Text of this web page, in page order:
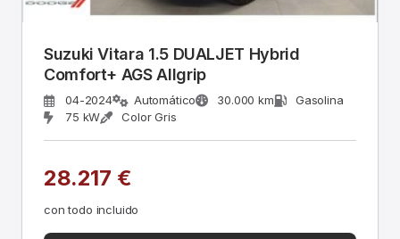
Suzuki Vitara 1.5 DUALJET Hybrid
Comfort+ AGS Allgrip
04-2024 Automático 30.000 km
Gasolina
75 kW
Color Gris
28.217 €
con todo incluido